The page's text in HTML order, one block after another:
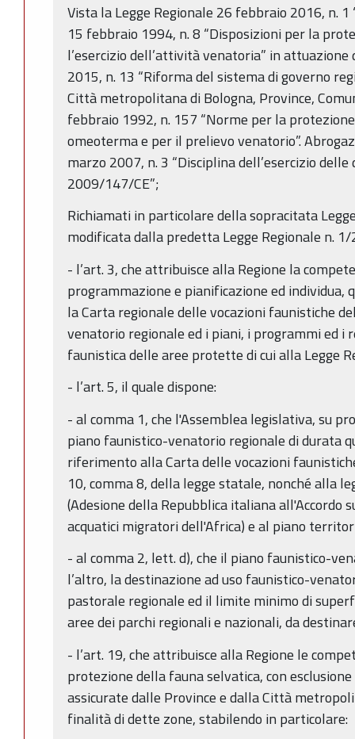
Vista la Legge Regionale 26 febbraio 2016, n.
15 febbraio 1994, n. 8 “Disposizioni per la
l’esercizio dell’attività venatoria” in
2015, n. 13 “Riforma del sistema di governo
Città metropolitana di Bologna, Province,
febbraio 1992, n. 157 “Norme per la
omeoterma e per il prelievo venatorio”.
marzo 2007, n. 3 “Disciplina dell’esercizio
2009/147/CE”;
Richiamati in particolare della sopracitata
modificata dalla predetta Legge Regionale n.
- l’art. 3, che attribuisce alla Regione la
programmazione e pianificazione ed individua,
la Carta regionale delle vocazioni faunistiche
venatorio regionale ed i piani, i programmi ed i
faunistica delle aree protette di cui alla Legge
- l’art. 5, il quale dispone:
- al comma 1, che l'Assemblea legislativa, su
piano faunistico-venatorio regionale di durata
riferimento alla Carta delle vocazioni
10, comma 8, della legge statale, nonché alla
(Adesione della Repubblica italiana all'Accordo
acquatici migratori dell'Africa) e al piano
- al comma 2, lett. d), che il piano faunistico-
l’altro, la destinazione ad uso faunistico-
pastorale regionale ed il limite minimo di
aree dei parchi regionali e nazionali, da
- l’art. 19, che attribuisce alla Regione le
protezione della fauna selvatica, con
assicurate dalle Province e dalla Città
finalità di dette zone, stabilendo in particolare: